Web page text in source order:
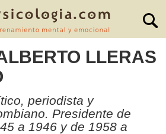
LLERAS
periodista y
Presidente de
a 1946 y de 1958 a